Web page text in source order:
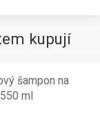
kupují
šampon na
ml